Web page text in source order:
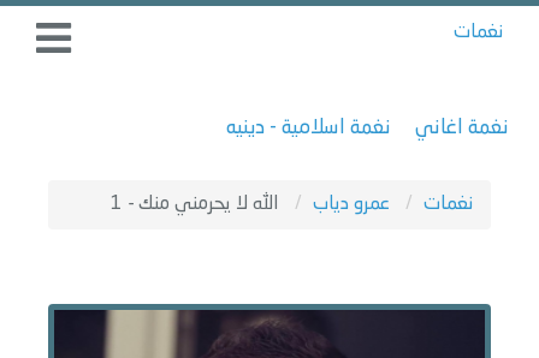
نغمات
نغمة اغاني نغمة اسلامية - دينيه
نغمات عمرو دياب الله لا يحرمني منك - 1